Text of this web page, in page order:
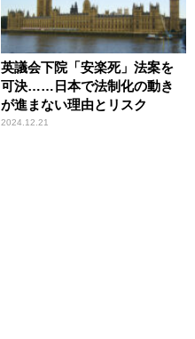
英議会下院「安楽死」法案を
可決……日本で法制化の動き
が進まない理由とリスク
2024.12.21